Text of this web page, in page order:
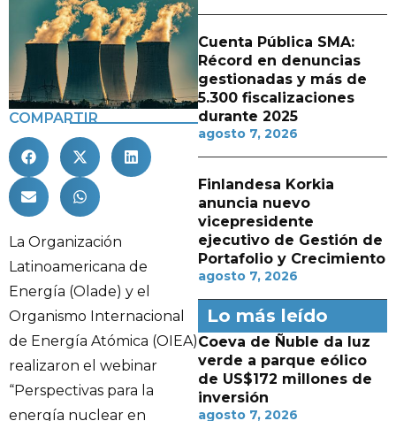
COMPARTIR
La Organización
Latinoamericana de
Energía (Olade) y el
Organismo Internacional
de Energía Atómica (OIEA)
realizaron el webinar
“Perspectivas para la
energía nuclear en
Cuenta Pública SMA:
Récord en denuncias
gestionadas y más de
5.300 fiscalizaciones
durante 2025
agosto 7, 2026
Finlandesa Korkia
anuncia nuevo
vicepresidente
ejecutivo de Gestión de
Portafolio y Crecimiento
agosto 7, 2026
Lo más leído
Coeva de Ñuble da luz
verde a parque eólico
de US$172 millones de
inversión
agosto 7, 2026